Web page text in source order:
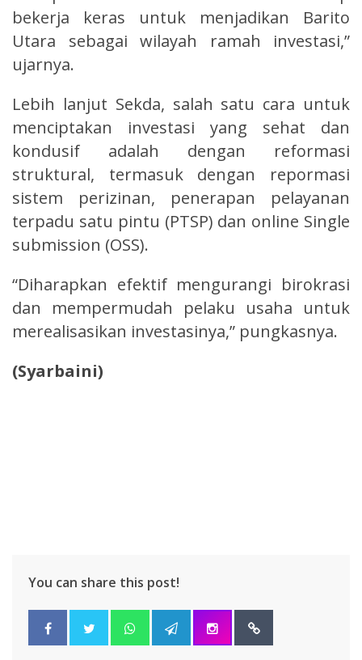
bekerja keras untuk menjadikan Barito
Utara sebagai wilayah ramah investasi,”
ujarnya.
Lebih lanjut Sekda, salah satu cara untuk
menciptakan investasi yang sehat dan
kondusif adalah dengan reformasi
struktural, termasuk dengan repormasi
sistem perizinan, penerapan pelayanan
terpadu satu pintu (PTSP) dan online Single
submission (OSS).
“Diharapkan efektif mengurangi birokrasi
dan mempermudah pelaku usaha untuk
merealisasikan investasinya,” pungkasnya.
(Syarbaini)
You can share this post!